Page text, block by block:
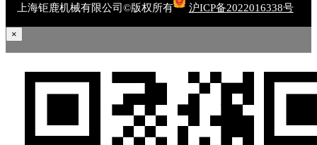
上海钜鹿机械有限公司©版权所有 沪ICP备2022016338号
×